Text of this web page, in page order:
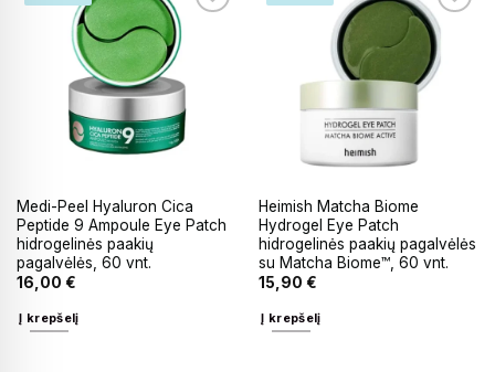
Medi-Peel Hyaluron Cica
Peptide 9 Ampoule Eye Patch
hidrogelinės paakių
pagalvėlės, 60 vnt.
16,00 €
Į krepšelį
Heimish Matcha Biome
Hydrogel Eye Patch
hidrogelinės paakių pagalvėlės
su Matcha Biome™, 60 vnt.
15,90 €
Į krepšelį